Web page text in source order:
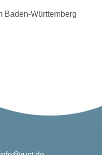
Baden-Württemberg